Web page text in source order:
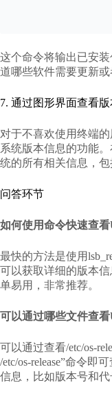
这个命令将输出已安
道哪些软件需要更新或
7. 通过图形界面查看版
对于不喜欢使用终端
系统版本信息的功能
统的所有相关信息，包
问答环节
如何使用命令快速查
最快的方法是使用
可以获取详细的版本
单易用，非常推荐。
可以通过哪些文件查
可以通过查看/etc/os-
/etc/os-release”命令即
信息，比如版本号和代